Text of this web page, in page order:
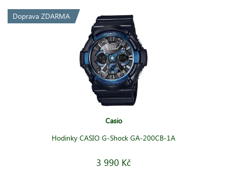
Doprava ZDARMA
Casio
Hodinky CASIO G-Shock GA-200CB-1A
3 990 Kč